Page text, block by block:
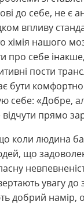
до себе, не є
впливу
хімія нашого
про себе
пости
бути
себе: «Добре,
прямо
коли людина
що
увагу до
добрий намір,